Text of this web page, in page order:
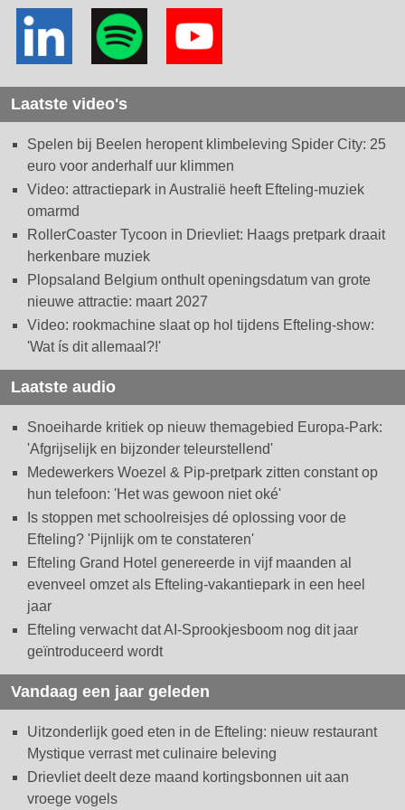
Laatste video's
Spelen bij Beelen heropent klimbeleving Spider City: 25
euro voor anderhalf uur klimmen
Video: attractiepark in Australië heeft Efteling-muziek
omarmd
RollerCoaster Tycoon in Drievliet: Haags pretpark draait
herkenbare muziek
Plopsaland Belgium onthult openingsdatum van grote
nieuwe attractie: maart 2027
Video: rookmachine slaat op hol tijdens Efteling-show:
'Wat ís dit allemaal?!'
Laatste audio
Snoeiharde kritiek op nieuw themagebied Europa-Park:
'Afgrijselijk en bijzonder teleurstellend'
Medewerkers Woezel & Pip-pretpark zitten constant op
hun telefoon: 'Het was gewoon niet oké'
Is stoppen met schoolreisjes dé oplossing voor de
Efteling? 'Pijnlijk om te constateren'
Efteling Grand Hotel genereerde in vijf maanden al
evenveel omzet als Efteling-vakantiepark in een heel
jaar
Efteling verwacht dat AI-Sprookjesboom nog dit jaar
geïntroduceerd wordt
Vandaag een jaar geleden
Uitzonderlijk goed eten in de Efteling: nieuw restaurant
Mystique verrast met culinaire beleving
Drievliet deelt deze maand kortingsbonnen uit aan
vroege vogels